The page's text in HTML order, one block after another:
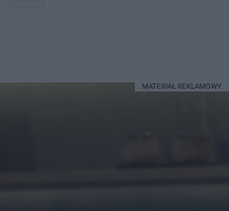
MATERIAŁ REKLAMOWY